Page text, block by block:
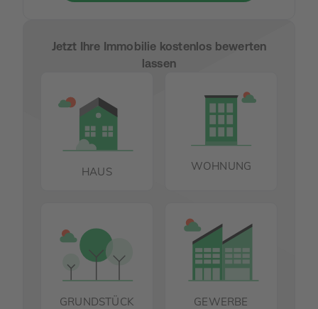
Jetzt Ihre Immobilie kostenlos bewerten
lassen
HAUS WOHNUNG
GRUNDSTÜCK GEWERBE